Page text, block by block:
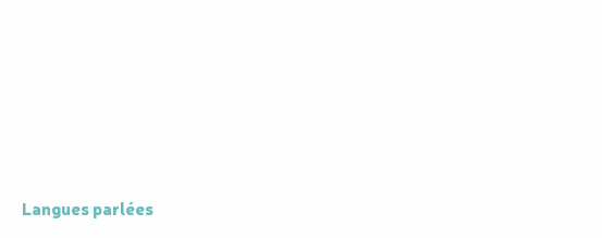
Langues parlées
Langues parlées